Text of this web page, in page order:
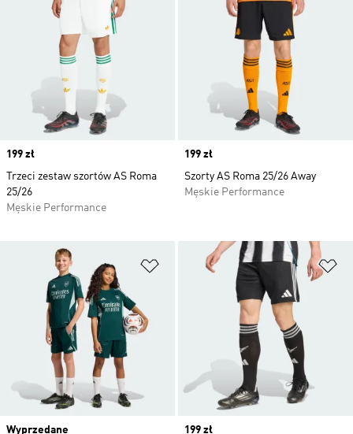
Price
199 zł
Trzeci zestaw szortów AS Roma
25/26
Męskie Performance
Price
199 zł
Szorty AS Roma 25/26 Away
Męskie Performance
Dodaj do listy życzeń
Wyprzedane
Price
199 zł